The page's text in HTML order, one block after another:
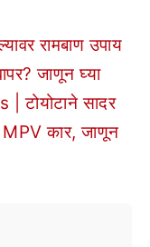
रामबाण उपाय
जाणून घ्या
सादर
MPV कार, जाणून